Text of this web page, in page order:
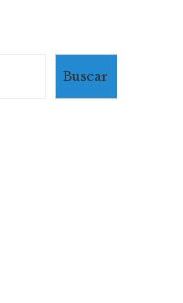
Buscar